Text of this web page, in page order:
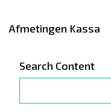
Afmetingen Kassa
Search Content